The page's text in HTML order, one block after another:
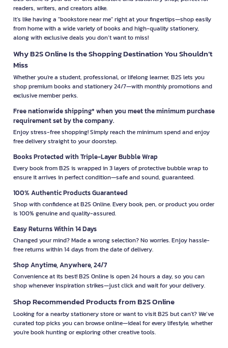
readers, writers, and creators alike.
It’s like having a "bookstore near me" right at your fingertips—shop easily
from home with a wide variety of books and high-quality stationery,
along with exclusive deals you don’t want to miss!
Why B2S Online Is the Shopping Destination You Shouldn’t
Miss
Whether you're a student, professional, or lifelong learner, B2S lets you
shop premium books and stationery 24/7—with monthly promotions and
exclusive member perks.
Free nationwide shipping* when you meet the minimum purchase
requirement set by the company.
Enjoy stress-free shopping! Simply reach the minimum spend and enjoy
free delivery straight to your doorstep.
Books Protected with Triple-Layer Bubble Wrap
Every book from B2S is wrapped in 3 layers of protective bubble wrap to
ensure it arrives in perfect condition—safe and sound, guaranteed.
100% Authentic Products Guaranteed
Shop with confidence at B2S Online. Every book, pen, or product you order
is 100% genuine and quality-assured.
Easy Returns Within 14 Days
Changed your mind? Made a wrong selection? No worries. Enjoy hassle-
free returns within 14 days from the date of delivery.
Shop Anytime, Anywhere, 24/7
Convenience at its best! B2S Online is open 24 hours a day, so you can
shop whenever inspiration strikes—just click and wait for your delivery.
Shop Recommended Products from B2S Online
Looking for a nearby stationery store or want to visit B2S but can't? We’ve
curated top picks you can browse online—ideal for every lifestyle, whether
you're book hunting or exploring other creative tools.